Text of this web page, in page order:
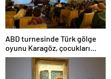
ABD turnesinde Türk gölge
oyunu Karagöz, çocukları
büyüledi